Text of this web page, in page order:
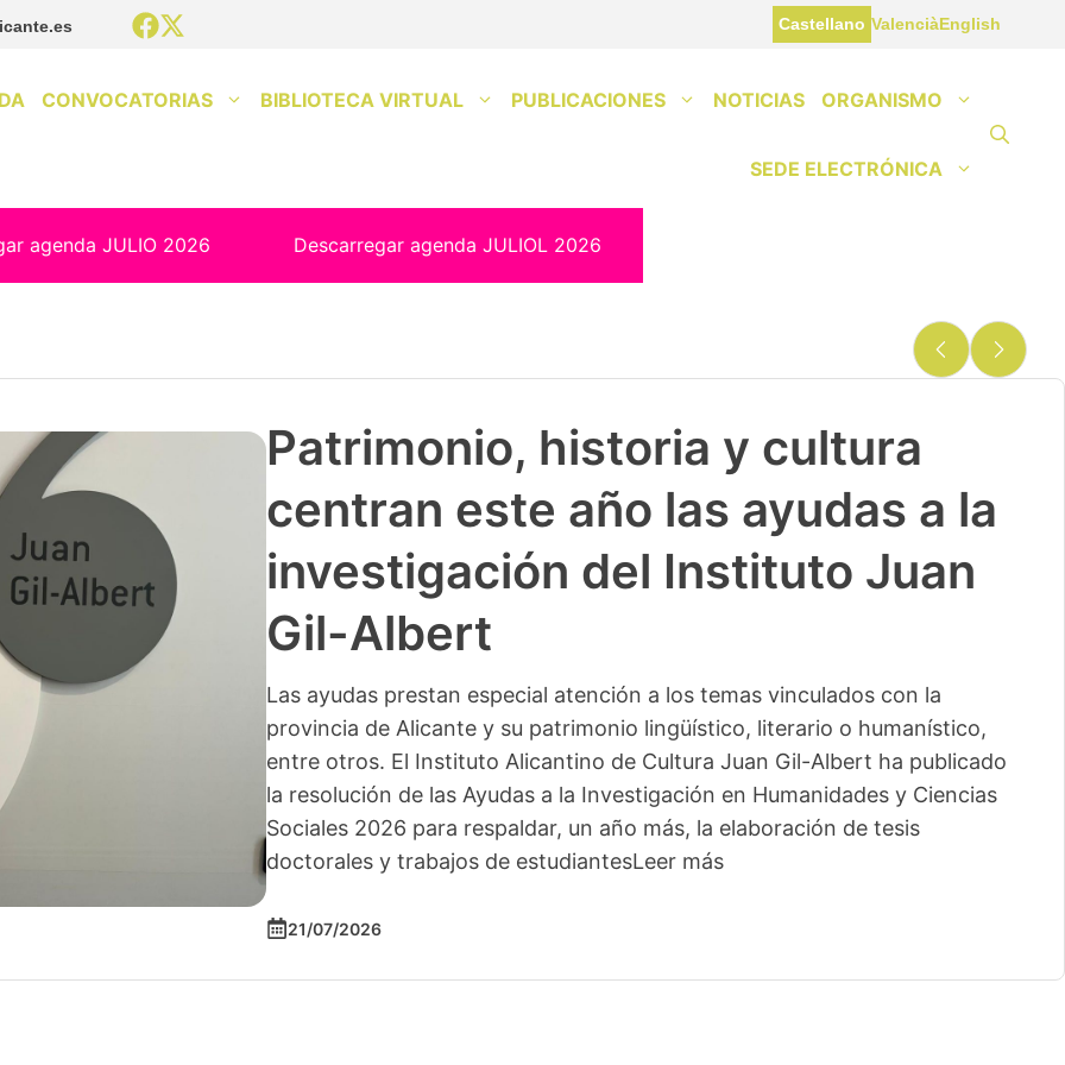
Castellano ValenciàEnglish
CONVOCATORIAS BIBLIOTECA VIRTUAL PUBLICACIONES NOTICIAS ORGANISMO
SEDE ELECTRÓNICA
agenda JULIO 2026 Descarregar agenda JULIOL 2026
Patrimonio, historia y cultura
centran este año las ayudas a la
investigación del Instituto Juan
Gil-Albert
Las ayudas prestan especial atención a los temas vinculados con la
provincia de Alicante y su patrimonio lingüístico, literario o humanístico,
entre otros. El Instituto Alicantino de Cultura Juan Gil-Albert ha publicado
la resolución de las Ayudas a la Investigación en Humanidades y Ciencias
Sociales 2026 para respaldar, un año más, la elaboración de tesis
doctorales y trabajos de estudiantesLeer más
21/07/2026